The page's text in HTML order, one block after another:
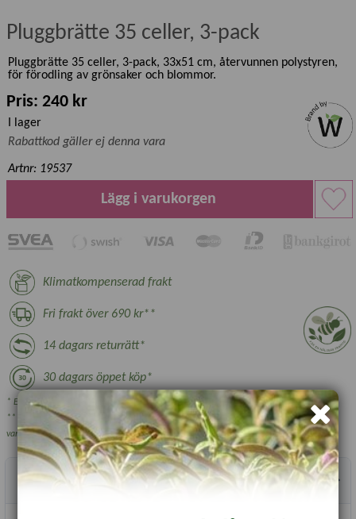
Pluggbrätte 35 celler, 3-pack
Pluggbrätte 35 celler, 3-pack, 33x51 cm, återvunnen polystyren,
för förodling av grönsaker och blommor.
Pris: 240 kr
I lager
Rabattkod gäller ej denna vara
Artnr: 19537
Lägg i varukorgen
Klimatkompenserad frakt
Fri frakt över 690 kr**
14 dagars returrätt*
30 dagars öppet köp*
* Ej växter, nyttodjur och beställningsvara, se villkor.
** Gäller ej växthus, plantskoleväxter och vissa övriga skrymmande
varor.
Produktbeskrivning